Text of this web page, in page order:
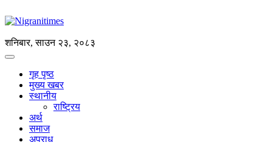
शनिबार, साउन २३, २०८३
गृह पृष्ठ
मुख्य खबर
स्थानीय
राष्ट्रिय
अर्थ
समाज
अपराध